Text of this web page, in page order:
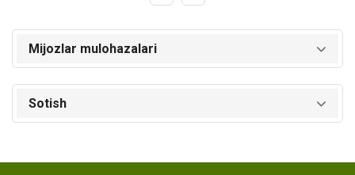
Mijozlar mulohazalari
Sotish